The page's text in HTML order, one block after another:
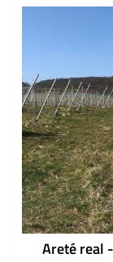
Areté real